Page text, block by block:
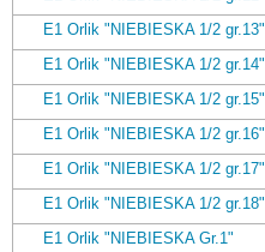
E1 Orlik "NIEBIESKA 1/2 gr.13"
E1 Orlik "NIEBIESKA 1/2 gr.14"
E1 Orlik "NIEBIESKA 1/2 gr.15"
E1 Orlik "NIEBIESKA 1/2 gr.16"
E1 Orlik "NIEBIESKA 1/2 gr.17"
E1 Orlik "NIEBIESKA 1/2 gr.18"
E1 Orlik "NIEBIESKA Gr.1"